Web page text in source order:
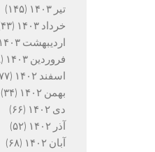
تیر ۱۴۰۳
(۱۴۵)
خرداد ۱۴۰۳
(۴۳)
اردیبهشت ۱۴۰۳
فروردین ۱۴۰۳
(۶۸)
اسفند ۱۴۰۲
(۷۷)
بهمن ۱۴۰۲
(۳۴)
دی ۱۴۰۲
(۶۶)
آذر ۱۴۰۲
(۵۲)
آبان ۱۴۰۲
(۶۸)